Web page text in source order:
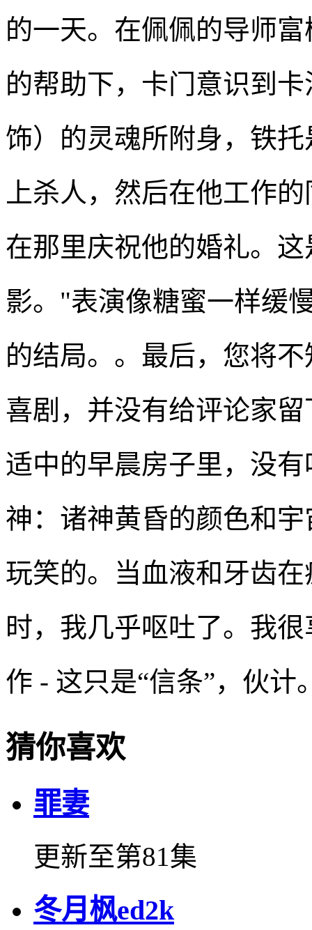
的一天。在佩佩的导师
的帮助下，卡门意识到
饰）的灵魂所附身，铁
上杀人，然后在他工作
在那里庆祝他的婚礼。
影。"表演像糖蜜一样缓
的结局。。最后，您将
喜剧，并没有给评论家
适中的早晨房子里，没
神：诸神黄昏的颜色和
玩笑的。当血液和牙齿
时，我几乎呕吐了。我
作 - 这只是“信条”，伙计
猜你喜欢
罪妻
更新至第81集
冬月枫ed2k